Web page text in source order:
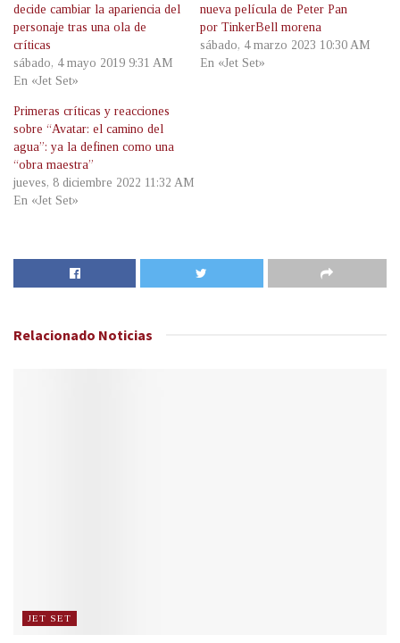
decide cambiar la apariencia del
personaje tras una ola de
críticas
sábado, 4 mayo 2019 9:31 AM
En «Jet Set»
nueva película de Peter Pan
por TinkerBell morena
sábado, 4 marzo 2023 10:30 AM
En «Jet Set»
Primeras críticas y reacciones
sobre “Avatar: el camino del
agua”: ya la definen como una
“obra maestra”
jueves, 8 diciembre 2022 11:32 AM
En «Jet Set»
Relacionado Noticias
JET SET